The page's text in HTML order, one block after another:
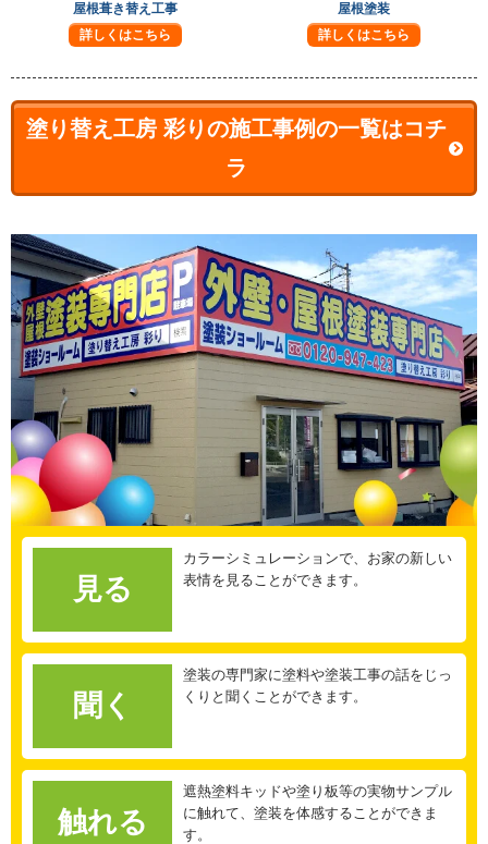
屋根葺き替え工事
詳しくはこちら
屋根塗装
詳しくはこちら
塗り替え工房 彩りの施工事例の一覧はコチ
ラ
見る
カラーシミュレーションで、お家の新しい
表情を見ることができます。
聞く
塗装の専門家に塗料や塗装工事の話をじっ
くりと聞くことができます。
触れる
遮熱塗料キッドや塗り板等の実物サンプル
に触れて、塗装を体感することができま
す。